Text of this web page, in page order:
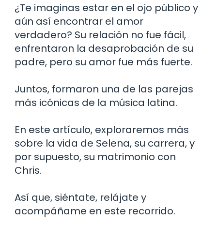
¿Te imaginas estar en el ojo público y
aún así encontrar el amor
verdadero? Su relación no fue fácil,
enfrentaron la desaprobación de su
padre, pero su amor fue más fuerte.
Juntos, formaron una de las parejas
más icónicas de la música latina.
En este artículo, exploraremos más
sobre la vida de Selena, su carrera, y
por supuesto, su matrimonio con
Chris.
Así que, siéntate, relájate y
acompáñame en este recorrido.